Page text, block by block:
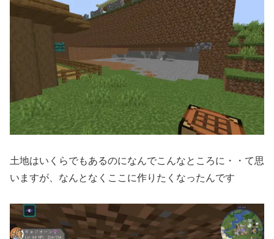
土地はいくらでもあるのになんでこんなところに・・て思
いますが、なんとなくここに作りたくなったんです